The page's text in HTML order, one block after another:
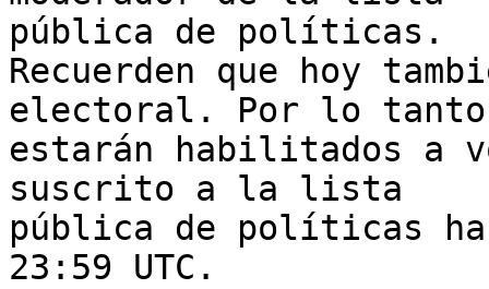
pública de políticas.
Recuerden que hoy
electoral. Por lo
estarán habilitados a
suscrito a la lista
pública de políticas
23:59 UTC.